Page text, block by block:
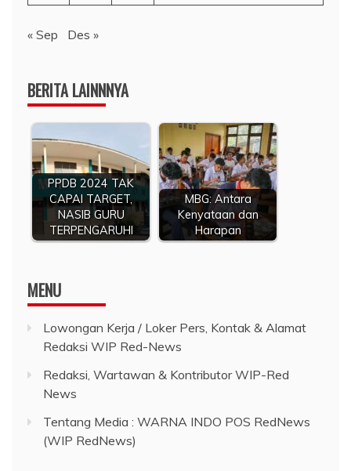
« Sep Des »
BERITA LAINNNYA
PPDB 2024 TAK
CAPAI TARGET,
NASIB GURU
TERPENGARUHI
MBG: Antara
Kenyataan dan
Harapan
MENU
Lowongan Kerja / Loker Pers, Kontak & Alamat
Redaksi WIP Red-News
Redaksi, Wartawan & Kontributor WIP-Red
News
Tentang Media : WARNA INDO POS RedNews
(WIP RedNews)